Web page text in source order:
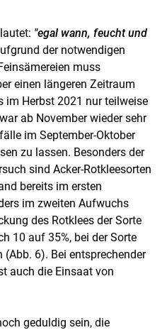
"egal wann, feucht und
der notwendigen
muss
einen längeren Zeitraum
im Herbst 2021 nur teilweise
ab November wieder sehr
im September-Oktober
zu lassen. Besonders der
sind Acker-Rotkleesorten
bereits im ersten
im zweiten Aufwuchs
des Rotklees der Sorte
10 auf 35%, bei der Sorte
6). Bei entsprechender
auch die Einsaat von
geduldig sein, die